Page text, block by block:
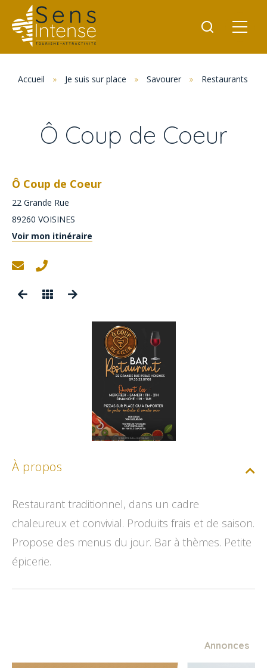
Accueil » Je suis sur place » Savourer » Restaurants
Ô Coup de Coeur
Ô Coup de Coeur
22 Grande Rue
89260 VOISINES
Voir mon itinéraire
À propos
Restaurant traditionnel, dans un cadre
chaleureux et convivial. Produits frais et de saison.
Propose des menus du jour. Bar à thèmes. Petite
épicerie.
Annonces